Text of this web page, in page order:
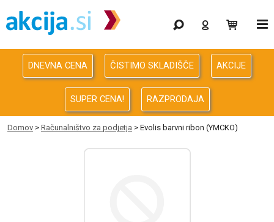
Gaming
Odprodaja
Računalništvo
Računalništvo za podjetja
DNEVNA CENA ČISTIMO SKLADIŠČE AKCIJE
SUPER CENA! RAZPRODAJA
Domov > Računalništvo za podjetja > Evolis barvni ribon (YMCKO)